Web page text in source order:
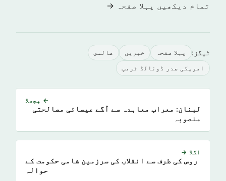
تمام دیکھیں پہلا صفحہ →
ٹیگز: پہلا صفحہ خبريں عالمى
امریکی صدر ڈونالڈ ٹرمپ
← پچھلا
لبنان: معراب معاہدہ سے آگے عیسائی مصالحتی
منصوبہ
اگلا →
روس کی طرف سے انقلاب کی سرزمین شامی حکومت کے
حوالہ